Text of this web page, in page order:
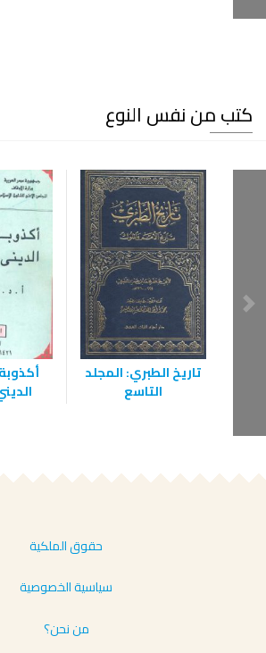
كتب من نفس النوع
تاريخ الطبري: المجلد
التاسع
حقوق الملكية
سياسية الخصوصية
من نحن؟